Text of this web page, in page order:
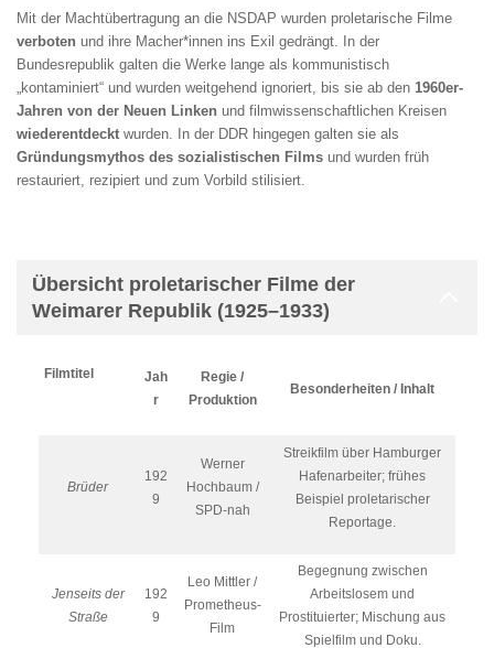
Mit der Machtübertragung an die NSDAP wurden proletarische Filme
verboten und ihre Macher*innen ins Exil gedrängt. In der
Bundesrepublik galten die Werke lange als kommunistisch
„kontaminiert“ und wurden weitgehend ignoriert, bis sie ab den 1960er-
Jahren von der Neuen Linken und filmwissenschaftlichen Kreisen
wiederentdeckt wurden. In der DDR hingegen galten sie als
Gründungsmythos des sozialistischen Films und wurden früh
restauriert, rezipiert und zum Vorbild stilisiert.
Übersicht proletarischer Filme der
Weimarer Republik (1925–1933)
Filmtitel
Jah
r
Regie /
Produktion
Besonderheiten / Inhalt
Brüder
192
9
Werner
Hochbaum /
SPD-nah
Streikfilm über Hamburger
Hafenarbeiter; frühes
Beispiel proletarischer
Reportage.
Jenseits der
Straße
192
9
Leo Mittler /
Prometheus-
Film
Begegnung zwischen
Arbeitslosem und
Prostituierter; Mischung aus
Spielfilm und Doku.